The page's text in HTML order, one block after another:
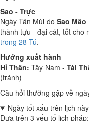
Sao - Trực
Ngày Tân Mùi do Sao Mão
thành tựu - đại cát, tốt cho
trong 28 Tú.
Hướng xuất hành
Hỉ Thần: Tây Nam - Tài
(tránh)
Câu hỏi thường gặp về
Ngày tốt xấu trên lịch
Dựa trên 3 yếu tố lịch pháp: